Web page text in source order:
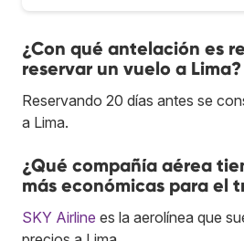
¿Con qué antelación es
reservar un vuelo a Lima?
Reservando 20 días antes se
a Lima.
¿Qué compañía aérea
más económicas para el
SKY Airline es la aerolínea que